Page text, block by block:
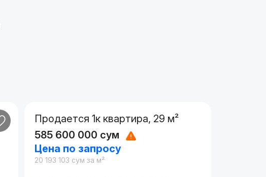
Продается 1к квартира, 29 м²
585 600 000 сум
Цена по запросу
20 193 103 сум за м²